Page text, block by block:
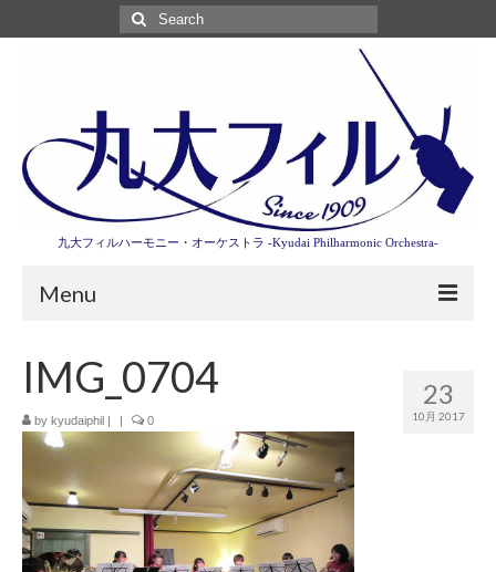
Search
for:
九大フィルハーモニー・オーケストラ -Kyudai Philharmonic Orchestra-
Menu
演奏会情報
卒業記念演奏会2027
九大フィルとは
九大フィルの歴史
23
10月 2017
IMG_0704
by kyudaiphil 0